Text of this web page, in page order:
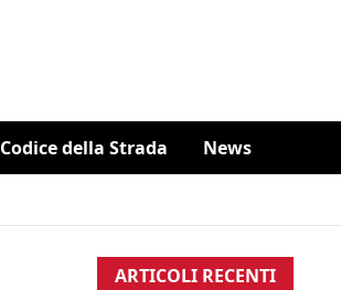
Codice della Strada News
ARTICOLI RECENTI